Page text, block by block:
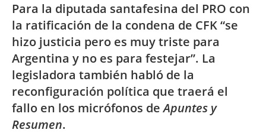
Para la diputada santafesina del PRO con
la ratificación de la condena de CFK “se
hizo justicia pero es muy triste para
Argentina y no es para festejar”. La
legisladora también habló de la
reconfiguración política que traerá el
fallo en los micrófonos deApuntes y
Resumen.